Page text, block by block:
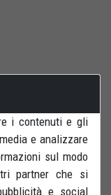
(basculanti in
i contenuti e gli
e analizzare
sul modo
partner che si
e social